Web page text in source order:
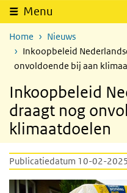
Menu
Home
Nieuws
Inkoopbeleid
onvoldoende bij aan
Inkoopbeleid
draagt nog
klimaatdoelen
Publicatiedatum 10-02-